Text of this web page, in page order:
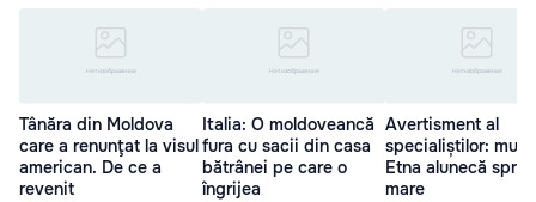
Tânăra din Moldova
care a renunţat la visul
american. De ce a
revenit
Italia: O moldoveancă
fura cu sacii din casa
bătrânei pe care o
îngrijea
Avertisment al
specialiștilor:
Etna alunecă spre
mare